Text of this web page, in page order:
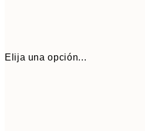
Elija una opción...